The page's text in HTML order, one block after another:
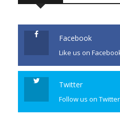
Facebook
Like us on
Twitter
Follow us on Twitter